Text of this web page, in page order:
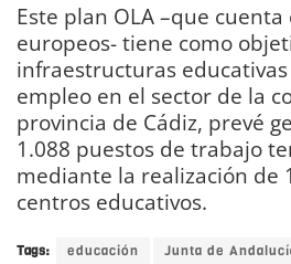
Este plan OLA –que
europeos- tiene como
infraestructuras
empleo en el sector de la
provincia de Cádiz, prevé
1.088 puestos de trabajo
mediante la realización de
centros educativos.
Tags: educación Junta de